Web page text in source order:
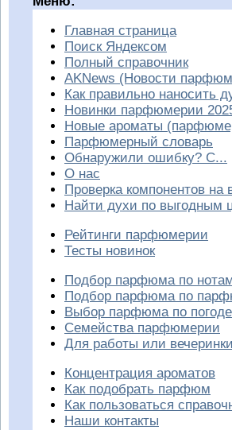
Главная страница
Поиск Яндексом
Полный справочник
AKNews (Новости
Как правильно наносить
Новинки парфюмерии
Новые ароматы
Парфюмерный словарь
Обнаружили ошибку? С...
О нас
Проверка компонентов на
Найти духи по выгодным
Рейтинги парфюмерии
Тесты новинок
Подбор парфюма по
Подбор парфюма по
Выбор парфюма по погоде
Семейства парфюмерии
Для работы или вечеринки
Концентрация ароматов
Как подобрать парфюм
Как пользоваться
Наши контакты